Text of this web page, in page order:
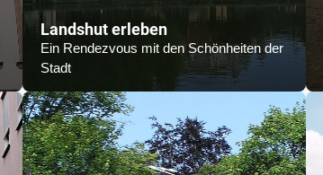
Landshut erleben
Ein Rendezvous mit den Schönheiten der
Stadt